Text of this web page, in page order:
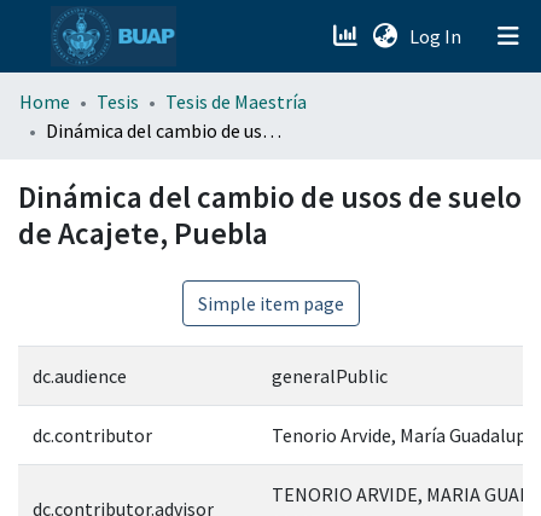
Log In (current)
menu.section.about_menu
Home Tesis
Tesis de Maestría
Dinámica del cambio de usos de suelo de Acajete, Puebla
Dinámica del cambio de usos de suelo
de Acajete, Puebla
Simple item page
dc.audience generalPublic
dc.contributor Tenorio Arvide, María Guadalupe
dc.contributor.advisor
TENORIO ARVIDE, MARIA